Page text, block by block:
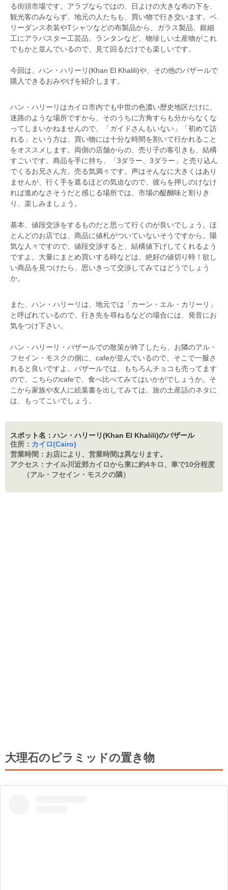
る街頭市場です。アラブならではの、日よけの大きな布の下を、
観光客のみならず、地元の人たちも、買い物で行き交います。ベ
リーダンス衣装やTシャツなどの布製品から、ガラス製品、銀細
工にアラバスター工芸品、ランタンなど、物珍しい土産物がこれ
でもかと並んでいるので、見て回るだけでも楽しいです。
今回は、ハン・­ハリーリ(Khan El Khalili­)や、その他のバザールで
購入できるおみやげを紹介します。
ハン・ハリーリはカイロ市内でも中世の色濃い歴史地区だけに、
迷路のような場所ですから、そのうちに方角すらも分からなくな
ってしまいかねませんので、「ガイドさんもいない」「初めて訪
れる」という方は、買い物には十分な時間を割いて行かれること
をオススメします。両側の店舗からの、売り子の客引きも、結構
すごいです。商品を手に持ち、「3ダラー、3ダラー」と売り込ん
でくるお兄さん方。売る気満々です。声はそんなに大きくはあり
ませんが、行く手を遮るほどの気迫なので、彼らを押しのけなけ
れば進めなさそうだと感じる場所では、市場の醍醐味と割りき
り、楽しみましょう。
基本、値段交渉をするものだと思って行くのが良いでしょう。ほ
とんどのお店では、商品に値札がついていないそうですから。陽
気な人々ですので、値段交渉すると、結構値下げしてくれるよう
ですよ。大量にまとめ買いする時などは、絶好の値切り時！欲し
い商品を見つけたら、思いきって交渉してみてはどうでしょう
か。
また、ハン・ハリーリは、地元では「カーン・エル・カリーリ」
と呼ばれているので、行き先を尋ねるなどの場合には、発音にお
気をつけ下さい。
ハン・ハリーリ・バザールでの散策が終了したら、お隣のアル・
フセイン・モスクの側に、cafeが並んでいるので、そこで一服さ
れると良いですよ。バザールでは、もちろんチョコも売ってます
ので、こちらのcafeで、食べ比べてみてはいかがでしょうか。そ
こから家族や友人に絵葉書を出してみては。旅の土産話のネタに
は、もってこいでしょう。
スポット名：ハン・ハリーリ(Khan El Khalili)のバザール
住所： カイロ(Cairo)
営業時間： お店により、営業時間は異なります。
アクセス： ナイル川近郊カイロから東に約4キロ、車で10分程度
（アル・フセイン・モスクの隣）
大理石のピラミッドの置き物